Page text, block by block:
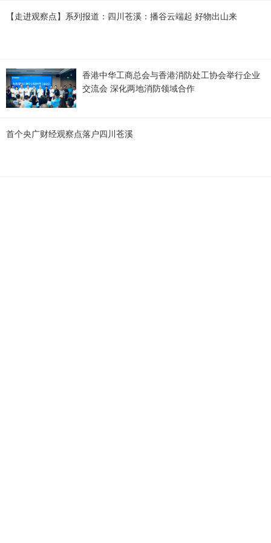
【走进观察点】系列报道：四川苍溪：播谷云端起 好物出山来
香港中华工商总会与香港消防处工协会举行企业
交流会 深化两地消防领域合作
首个央广财经观察点落户四川苍溪